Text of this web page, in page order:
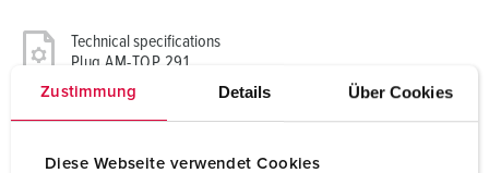
Zustimmung Details Über Cookies
Diese Webseite verwendet Cookies
Technical specifications
Plug AM-TOP 291
Ampere
Poles 3 p